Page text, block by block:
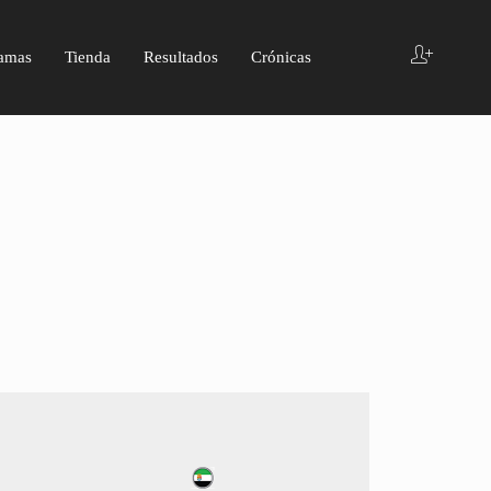
Tienda Resultados Crónicas